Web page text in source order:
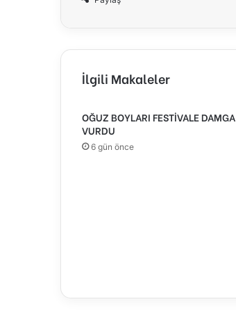
İlgili Makaleler
OĞUZ BOYLARI FESTİVALE DAMGA
VURDU
6 gün önce